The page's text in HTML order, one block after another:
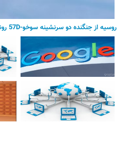
روسیه از جنگنده دو سرنشینه سوخو-57D رونمایی کرد